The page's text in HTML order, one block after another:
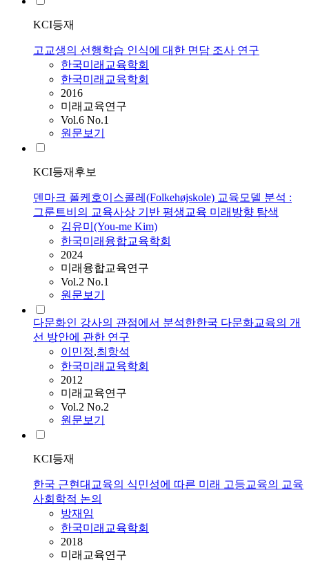
KCI등재
고교생의 선행학습 인식에 대한 면담 조사 연구
한국미래교육학회
한국미래교육학회
2016
미래교육연구
Vol.6 No.1
원문보기
KCI등재후보
덴마크 폴케호이스콜레(Folkehøjskole) 교육모델 분석 :
그룬트비의 교육사상 기반 평생교육 미래방향 탐색
김유미(You-me Kim)
한국미래융합교육학회
2024
미래융합교육연구
Vol.2 No.1
원문보기
다문화인 강사의 관점에서 분석한한국 다문화교육의 개
선 방안에 관한 연구
이민정,최항석
한국미래교육학회
2012
미래교육연구
Vol.2 No.2
원문보기
KCI등재
한국 근현대교육의 식민성에 따른 미래 고등교육의 교육
사회학적 논의
방재임
한국미래교육학회
2018
미래교육연구